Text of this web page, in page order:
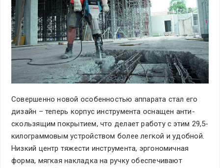
Совершенно новой особенностью аппарата стал его
дизайн – теперь корпус инструмента оснащен анти-
скользящим покрытием, что делает работу с этим 29,5-
килограммовым устройством более легкой и удобной.
Низкий центр тяжести инструмента, эргономичная
форма, мягкая накладка на ручку обеспечивают